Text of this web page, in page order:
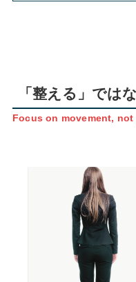
「整える」では
Focus on movement,